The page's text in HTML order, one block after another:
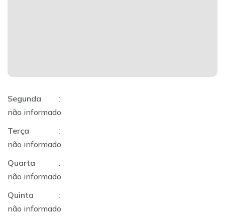
Segunda
:
não informado
Terça
:
não informado
Quarta
:
não informado
Quinta
:
não informado